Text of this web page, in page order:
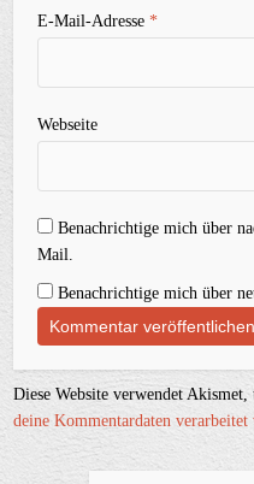
E-Mail-Adresse*
Webseite
Benachrichtige mich über
Mail.
Benachrichtige mich über
Diese Website verwendet
deine Kommentardaten verarbeitet